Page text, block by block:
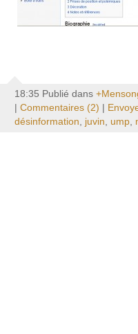
18:35 Publié dans
Commentaires (2)
désinformation, juvin, ump,